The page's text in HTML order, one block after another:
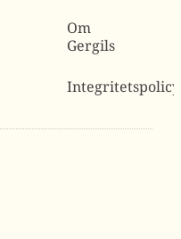
Om
Gergils
Integritetspolicy